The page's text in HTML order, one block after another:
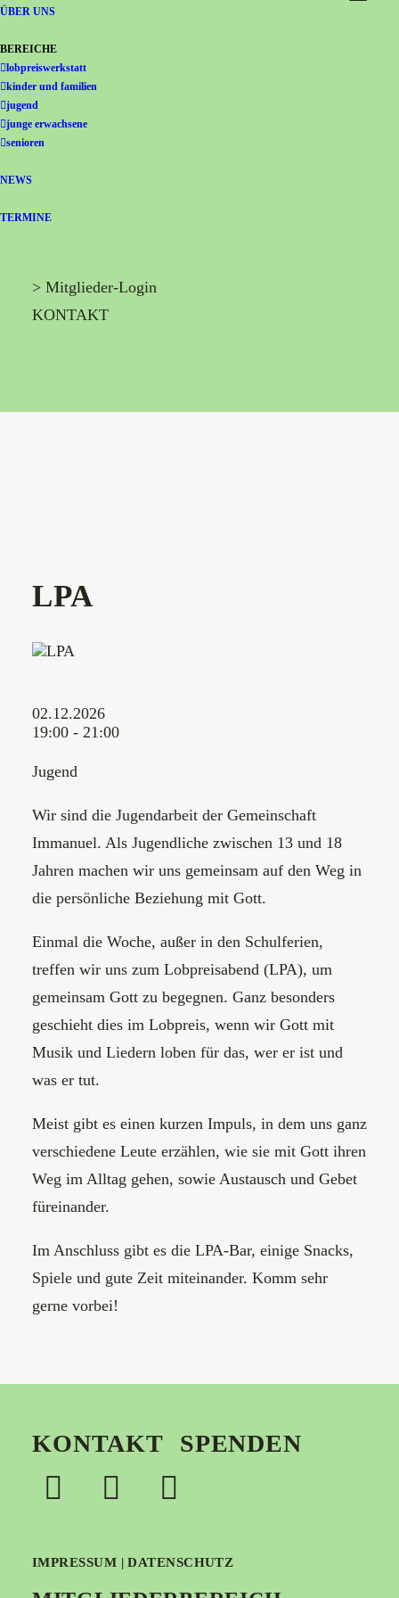
Gemeinschaft Immanuel
ÜBER UNS
BEREICHE
lobpreiswerkstatt
kinder und familien
jugend
junge erwachsene
senioren
NEWS
TERMINE
> Mitglieder-Login
KONTAKT
LPA
02.12.2026
19:00 - 21:00
Jugend
Wir sind die Jugendarbeit der Gemeinschaft
Immanuel. Als Jugendliche zwischen 13 und 18
Jahren machen wir uns gemeinsam auf den Weg in
die persönliche Beziehung mit Gott.
Einmal die Woche, außer in den Schulferien,
treffen wir uns zum Lobpreisabend (LPA), um
gemeinsam Gott zu begegnen. Ganz besonders
geschieht dies im Lobpreis, wenn wir Gott mit
Musik und Liedern loben für das, wer er ist und
was er tut.
Meist gibt es einen kurzen Impuls, in dem uns ganz
verschiedene Leute erzählen, wie sie mit Gott ihren
Weg im Alltag gehen, sowie Austausch und Gebet
füreinander.
Im Anschluss gibt es die LPA-Bar, einige Snacks,
Spiele und gute Zeit miteinander. Komm sehr
gerne vorbei!
KONTAKT SPENDEN
IMPRESSUM |DATENSCHUTZ